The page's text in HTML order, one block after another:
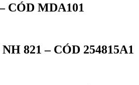
CÓD MDA101
821 – CÓD 254815A1